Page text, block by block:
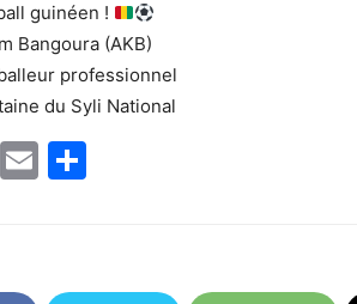
guinéen !
Bangoura (AKB)
professionnel
du Syli National
Mastodon
Email